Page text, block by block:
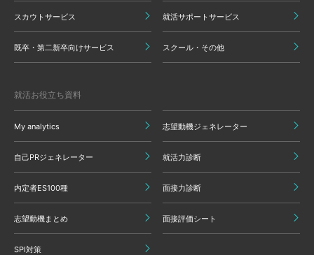
スカウトサービス 就活サポートサービス
既卒・第二新卒向けサービス スクール・その他
就活お役立ち資料
My analytics 志望動機ジェネレーター
自己PRジェネレーター 就活力診断
内定者ES100種 面接力診断
志望動機まとめ 面接評価シート
SPI対策